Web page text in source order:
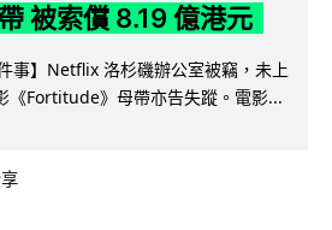
被索償 8.19 億港元
事】Netflix 洛杉磯辦公室被竊，未上
《Fortitude》母帶亦告失蹤。電影...